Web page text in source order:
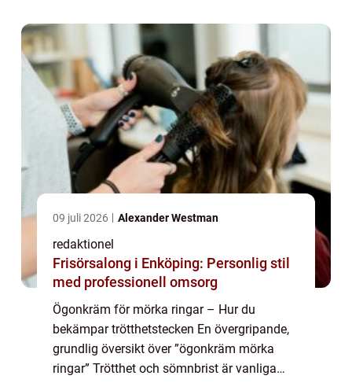
09 juli 2026 Alexander Westman
redaktionel
Frisörsalong i Enköping: Personlig stil
med professionell omsorg
Ögonkräm för mörka ringar – Hur du
bekämpar trötthetstecken En övergripande,
grundlig översikt över ”ögonkräm mörka
ringar” Trötthet och sömnbrist är vanliga